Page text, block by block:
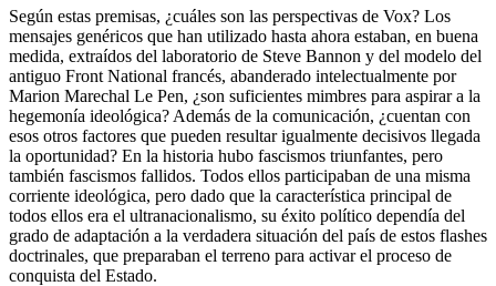
Según estas premisas, ¿cuáles son las perspectivas de Vox? Los
mensajes genéricos que han utilizado hasta ahora estaban, en buena
medida, extraídos del laboratorio de Steve Bannon y del modelo del
antiguo Front National francés, abanderado intelectualmente por
Marion Marechal Le Pen, ¿son suficientes mimbres para aspirar a la
hegemonía ideológica? Además de la comunicación, ¿cuentan con
esos otros factores que pueden resultar igualmente decisivos llegada
la oportunidad? En la historia hubo fascismos triunfantes, pero
también fascismos fallidos. Todos ellos participaban de una misma
corriente ideológica, pero dado que la característica principal de
todos ellos era el ultranacionalismo, su éxito político dependía del
grado de adaptación a la verdadera situación del país de estos flashes
doctrinales, que preparaban el terreno para activar el proceso de
conquista del Estado.